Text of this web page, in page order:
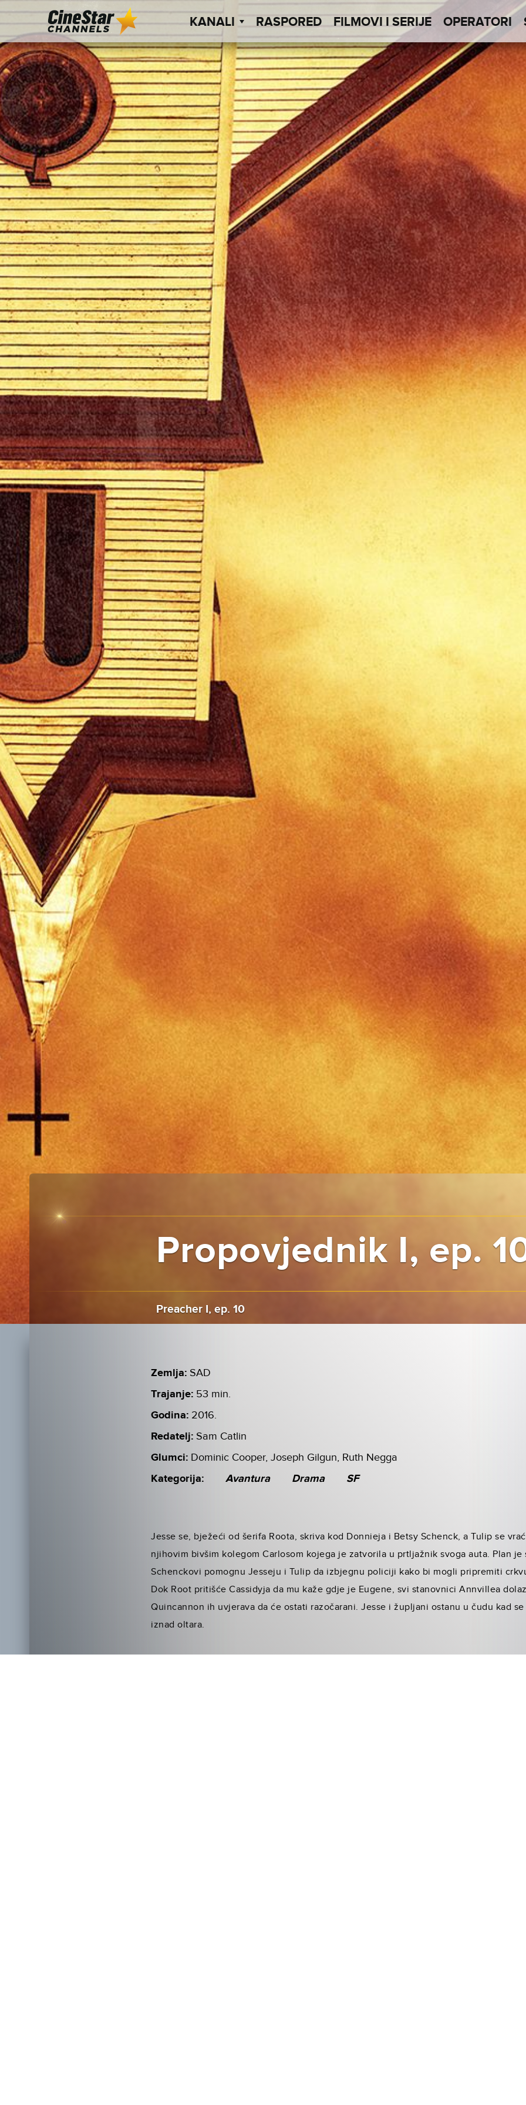
KANALI RASPORED FILMOVI I SERIJE OPERATORI
Propovjednik I, ep.
Preacher I, ep. 10
Zemlja: SAD
Trajanje: 53 min.
Godina: 2016.
Redatelj: Sam Catlin
Glumci: Dominic Cooper, Joseph Gilgun, Ruth Negga
Kategorija: Avantura Drama SF
Jesse se, bježeći od šerifa Roota, skriva kod Donnieja i Betsy Schenck, a Tulip se
njihovim bivšim kolegom Carlosom kojega je zatvorila u prtljažnik svoga auta. Plan
Schenckovi pomognu Jesseju i Tulip da izbjegnu policiji kako bi mogli pripremiti
Dok Root pritišće Cassidyja da mu kaže gdje je Eugene, svi stanovnici Annvillea
Quincannon ih uvjerava da će ostati razočarani. Jesse i župljani ostanu u čudu kad
iznad oltara.